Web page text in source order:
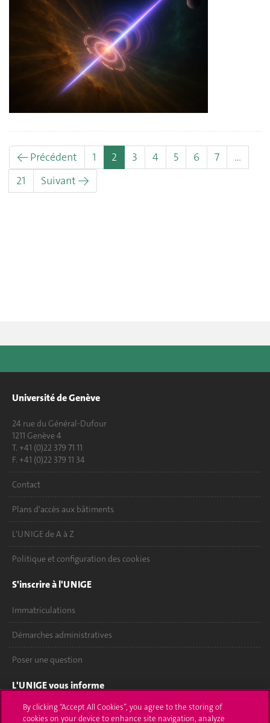
← Précédent 1 2 (actuel)
3 4 5 6 7
…
21
Suivant →
Université de Genève
24 rue du Général-Dufour
1211 Genève 4
T. +41 (0)22 379 71 11
F. +41 (0)22 379 11 34
Contact
Plans d'accès aux bâtiments
L'UNIGE de A à Z
Politique et configuration des cookies
S'inscrire à l'UNIGE
Immatriculations
Démarches administratives
Poser une question
L'UNIGE vous informe
UNIGE Mobile
By clicking “Accept All Cookies”, you agree to the storing of
cookies on your device to enhance site navigation, analyze